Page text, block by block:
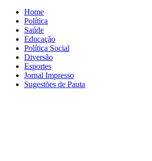
Home
Política
Saúde
Educação
Política Social
Diversão
Esportes
Jornal Impresso
Sugestões de Pauta